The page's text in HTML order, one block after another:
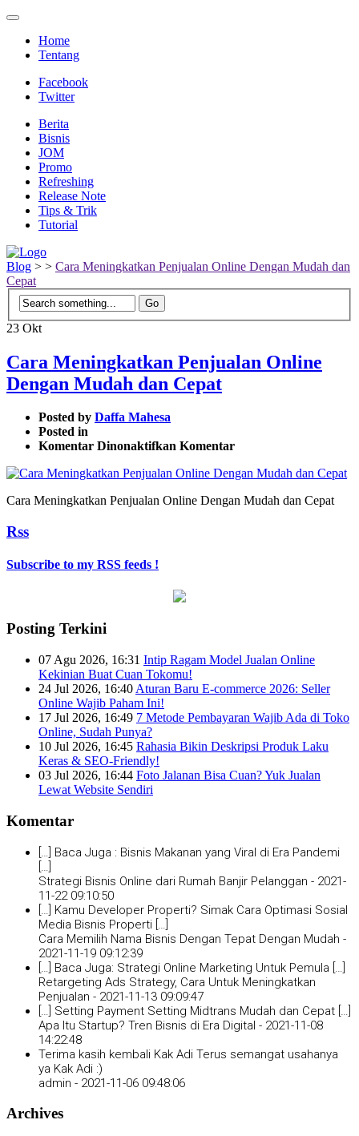
Home
Tentang
Facebook
Twitter
Berita
Bisnis
JOM
Promo
Refreshing
Release Note
Tips & Trik
Tutorial
Blog > > Cara Meningkatkan Penjualan Online Dengan Mudah dan
Cepat
23 Okt
Cara Meningkatkan Penjualan Online
Dengan Mudah dan Cepat
Posted by Daffa Mahesa
Posted in
Komentar Dinonaktifkan pada
Meningkatkan
Online
Komentar
Cara Meningkatkan Penjualan Online Dengan Mudah dan Cepat
Rss
Subscribe to my RSS feeds !
Posting Terkini
07 Agu 2026, 16:31 Intip Ragam Model Jualan Online
Kekinian Buat Cuan Tokomu!
24 Jul 2026, 16:40 Aturan Baru E-commerce 2026: Seller
Online Wajib Paham Ini!
17 Jul 2026, 16:49 7 Metode Pembayaran Wajib Ada di Toko
Online, Sudah Punya?
10 Jul 2026, 16:45 Rahasia Bikin Deskripsi Produk Laku
Keras & SEO-Friendly!
03 Jul 2026, 16:44 Foto Jalanan Bisa Cuan? Yuk Jualan
Lewat Website Sendiri
Komentar
[…] Baca Juga : Bisnis Makanan yang Viral di Era Pandemi
Strategi Bisnis Online dari Rumah Banjir Pelanggan - 2021-
11-22 09:10:50
[…] Kamu Developer Properti? Simak Cara Optimasi Sosial
Media Bisnis Properti […]
Cara Memilih Nama Bisnis Dengan Tepat Dengan Mudah -
2021-11-19 09:12:39
[…] Baca Juga: Strategi Online Marketing Untuk Pemula […]
Retargeting Ads Strategy, Cara Untuk Meningkatkan
Penjualan - 2021-11-13 09:09:47
[…] Setting Payment Setting Midtrans Mudah dan Cepat […]
Apa Itu Startup? Tren Bisnis di Era Digital - 2021-11-08
14:22:48
Terima kasih kembali Kak Adi Terus semangat usahanya
ya Kak Adi :)
admin - 2021-11-06 09:48:06
Archives